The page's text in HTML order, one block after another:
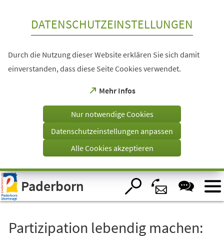
Visuelle
Assistenzsoftware
öffnen.
DATENSCHUTZEINSTELLUNGEN
Durch die Nutzung dieser Website erklären Sie sich damit
einverstanden, dass diese Seite Cookies verwendet.
Mehr Infos
(Öffnet
einem
Tab)
Nur notwendige Cookies
Datenschutzeinstellungen anpassen
Alle Cookies akzeptieren
Paderborn
Partizipation lebendig machen: